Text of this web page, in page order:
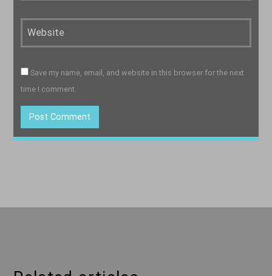
Save my name, email, and website in this browser for the next
time I comment.